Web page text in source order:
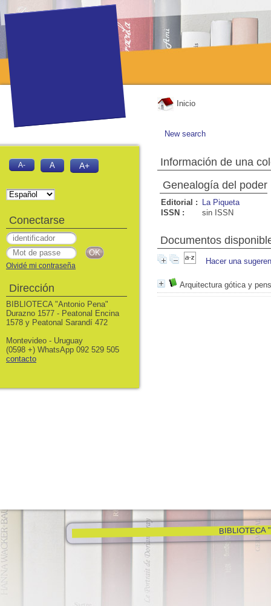
Inicio
New search
Información de una
Genealogía del poder
Editorial :
La Piqueta
ISSN :
sin ISSN
Documentos
Hacer una
Arquitectura gótica y
BIBLIOTECA
A- A A+
Conectarse
Olvidé mi contraseña
Dirección
BIBLIOTECA "Antonio Pena"
Durazno 1577 - Peatonal Encina
1578 y Peatonal Sarandí 472
Montevideo - Uruguay
(0598 +) WhatsApp 092 529 505
contacto